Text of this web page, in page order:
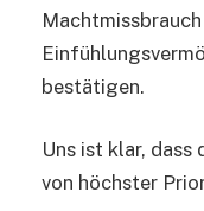
bestätigen.
Uns ist klar,
von höchster